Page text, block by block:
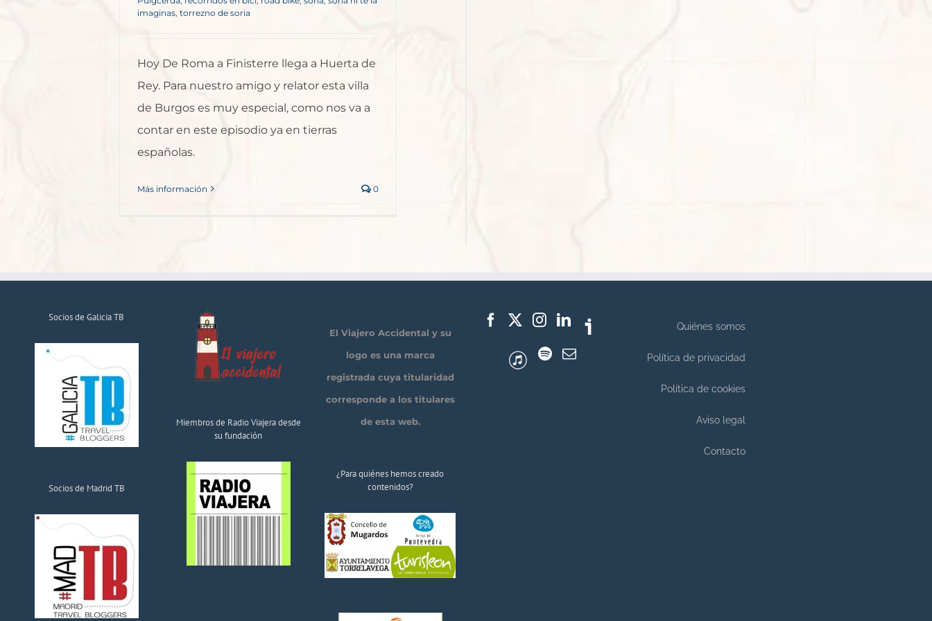
imaginas, torrezno de soria
Hoy De Roma a Finisterre llega a Huerta de
Rey. Para nuestro amigo y relator esta villa
de Burgos es muy especial, como nos va a
contar en este episodio ya en tierras
españolas.
Más información 0
Socios de Galicia TB
Socios de Madrid TB
Miembros de Radio Viajera desde
su fundación
El Viajero Accidental y su
logo es una marca
registrada cuya titularidad
corresponde a los titulares
de esta web.
¿Para quiénes hemos creado
contenidos?
Quiénes somos
Política de privacidad
Política de cookies
Aviso legal
Contacto